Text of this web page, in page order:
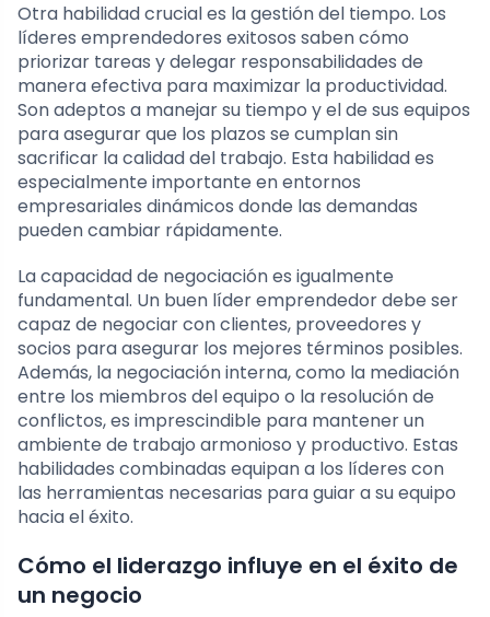
Otra habilidad crucial es la gestión del tiempo. Los
líderes emprendedores exitosos saben cómo
priorizar tareas y delegar responsabilidades de
manera efectiva para maximizar la productividad.
Son adeptos a manejar su tiempo y el de sus equipos
para asegurar que los plazos se cumplan sin
sacrificar la calidad del trabajo. Esta habilidad es
especialmente importante en entornos
empresariales dinámicos donde las demandas
pueden cambiar rápidamente.
La capacidad de negociación es igualmente
fundamental. Un buen líder emprendedor debe ser
capaz de negociar con clientes, proveedores y
socios para asegurar los mejores términos posibles.
Además, la negociación interna, como la mediación
entre los miembros del equipo o la resolución de
conflictos, es imprescindible para mantener un
ambiente de trabajo armonioso y productivo. Estas
habilidades combinadas equipan a los líderes con
las herramientas necesarias para guiar a su equipo
hacia el éxito.
Cómo el liderazgo influye en el éxito de
un negocio